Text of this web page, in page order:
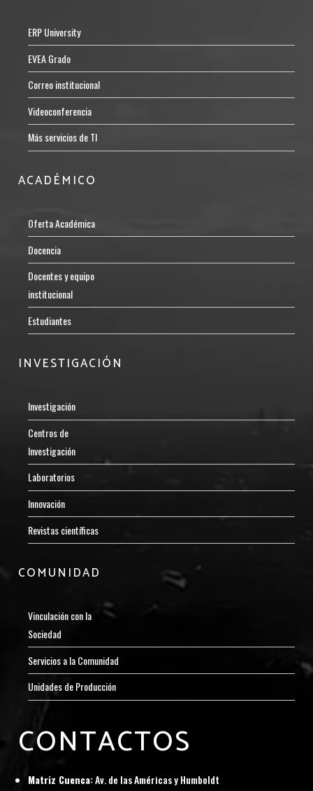
ERP University
EVEA Grado
Correo institucional
Videoconferencia
Más servicios de TI
ACADÉMICO
Oferta Académica
Docencia
Docentes y equipo
institucional
Estudiantes
INVESTIGACIÓN
Investigación
Centros de
Investigación
Laboratorios
Innovación
Revistas científicas
COMUNIDAD
Vinculación con la
Sociedad
Servicios a la Comunidad
Unidades de Producción
CONTACTOS
Matriz Cuenca:Av. de las Américas y Humboldt